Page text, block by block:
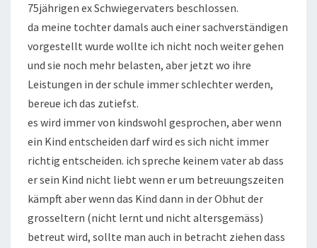
75jährigen ex Schwiegervaters beschlossen.
da meine tochter damals auch einer sachverständigen
vorgestellt wurde wollte ich nicht noch weiter gehen
und sie noch mehr belasten, aber jetzt wo ihre
Leistungen in der schule immer schlechter werden,
bereue ich das zutiefst.
es wird immer von kindswohl gesprochen, aber wenn
ein Kind entscheiden darf wird es sich nicht immer
richtig entscheiden. ich spreche keinem vater ab dass
er sein Kind nicht liebt wenn er um betreuungszeiten
kämpft aber wenn das Kind dann in der Obhut der
grosseltern (nicht lernt und nicht altersgemäss)
betreut wird, sollte man auch in betracht ziehen dass